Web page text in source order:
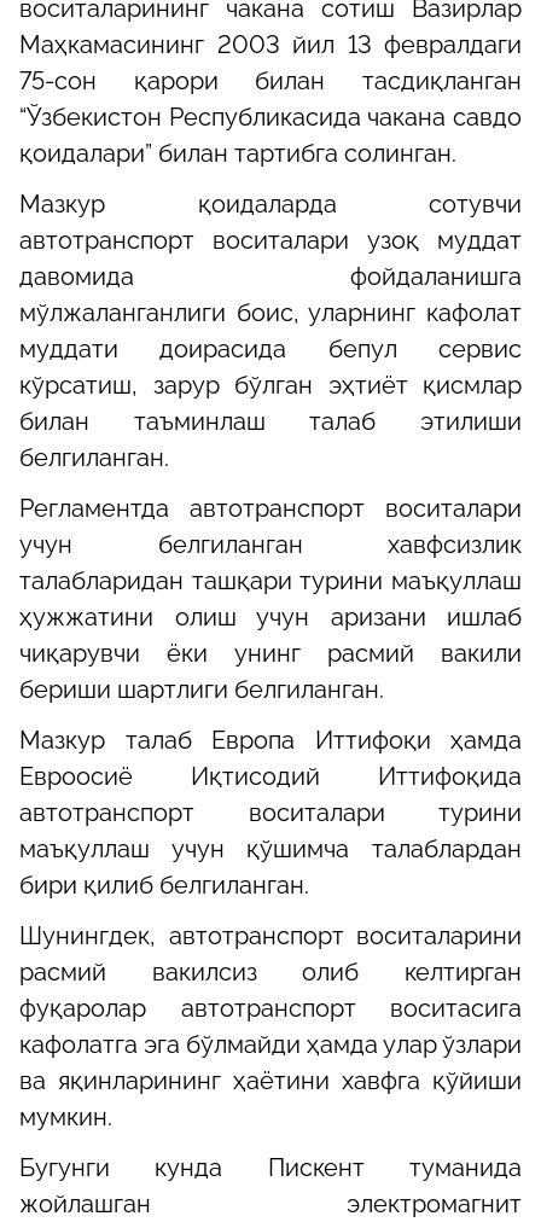
воситаларининг чакана сотиш Вазирлар
Маҳкамасининг 2003 йил 13 февралдаги
75-сон қарори билан тасдиқланган
“Ўзбекистон Республикасида чакана савдо
қоидалари” билан тартибга солинган.
Мазкур қоидаларда сотувчи
автотранспорт воситалари узоқ муддат
давомида фойдаланишга
мўлжаланганлиги боис, уларнинг кафолат
муддати доирасида бепул сервис
кўрсатиш‚ зарур бўлган эҳтиёт қисмлар
билан таъминлаш талаб этилиши
белгиланган.
Регламентда автотранспорт воситалари
учун белгиланган хавфсизлик
талабларидан ташқари турини маъқуллаш
ҳужжатини олиш учун аризани ишлаб
чиқарувчи ёки унинг расмий вакили
бериши шартлиги белгиланган.
Мазкур талаб Европа Иттифоқи ҳамда
Евроосиё Иқтисодий Иттифоқида
автотранспорт воситалари турини
маъқуллаш учун қўшимча талаблардан
бири қилиб белгиланган.
Шунингдек, автотранспорт воситаларини
расмий вакилсиз олиб келтирган
фуқаролар автотранспорт воситасига
кафолатга эга бўлмайди ҳамда улар ўзлари
ва яқинларининг ҳаётини хавфга қўйиши
мумкин.
Бугунги кунда Пискент туманида
жойлашган электромагнит